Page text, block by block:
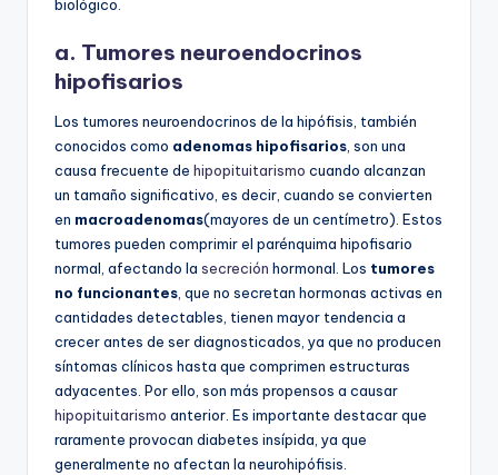
biológico.
a. Tumores neuroendocrinos
hipofisarios
Los tumores neuroendocrinos de la hipófisis, también
conocidos como adenomas hipofisarios, son una
causa frecuente de hipopituitarismo cuando alcanzan
un tamaño significativo, es decir, cuando se convierten
en macroadenomas(mayores de un centímetro). Estos
tumores pueden comprimir el parénquima hipofisario
normal, afectando la secreción hormonal. Los tumores
no funcionantes, que no secretan hormonas activas en
cantidades detectables, tienen mayor tendencia a
crecer antes de ser diagnosticados, ya que no producen
síntomas clínicos hasta que comprimen estructuras
adyacentes. Por ello, son más propensos a causar
hipopituitarismo anterior. Es importante destacar que
raramente provocan diabetes insípida, ya que
generalmente no afectan la neurohipófisis.